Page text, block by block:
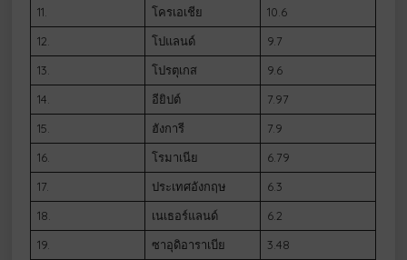
11. โครเอเชีย
10.6
12.
โปแลนด์
9.7
13.
โปรตุเกส
9.6
14.
อียิปต์
7.97
15.
ฮังการี
7.9
16.
โรมาเนีย
6.79
17.
ประเทศอังกฤษ
6.3
18.
เนเธอร์แลนด์
6.2
19.
ซาอุดิอาราเบีย
3.48